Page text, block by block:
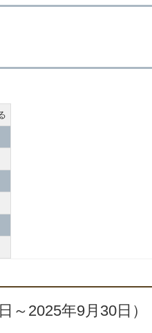
～2025年9月30日）